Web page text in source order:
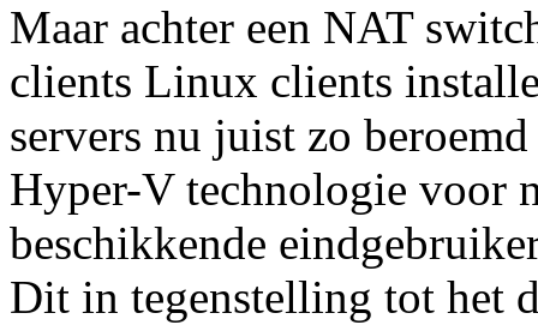
Maar achter een NAT
clients Linux clients
servers nu juist zo
Hyper-V technologie voor
beschikkende
Dit in tegenstelling tot het